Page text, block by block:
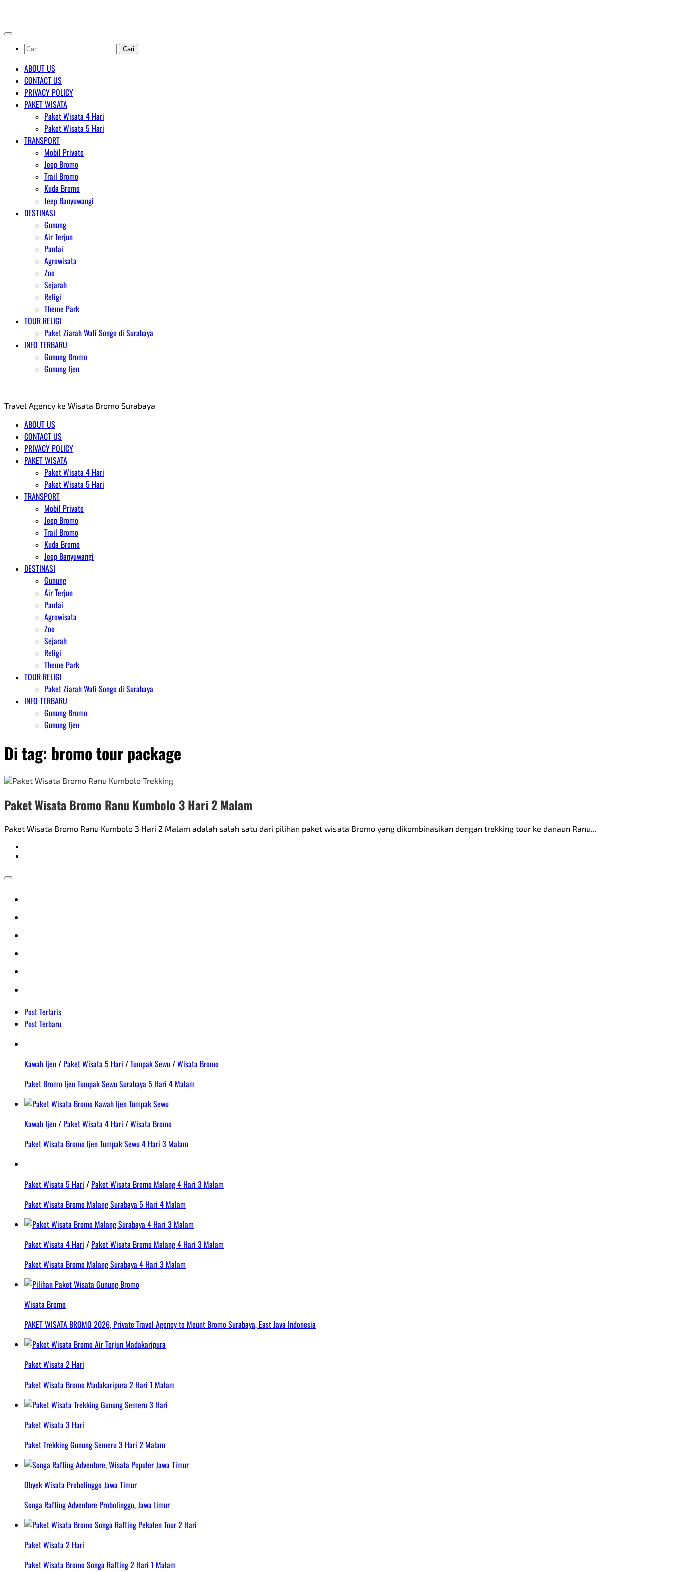
content
Cari
untuk:
ABOUT US
CONTACT US
PRIVACY POLICY
PAKET WISATA
Paket Wisata 4 Hari
Paket Wisata 5 Hari
TRANSPORT
Mobil Private
Jeep Bromo
Trail Bromo
Kuda Bromo
Jeep Banyuwangi
DESTINASI
Gunung
Air Terjun
Pantai
Agrowisata
Zoo
Sejarah
Religi
Theme Park
TOUR RELIGI
Paket Ziarah Wali Songo di Surabaya
INFO TERBARU
Gunung Bromo
Gunung Ijen
Travel Agency ke Wisata Bromo Surabaya
ABOUT US
CONTACT US
PRIVACY POLICY
PAKET WISATA
Paket Wisata 4 Hari
Paket Wisata 5 Hari
TRANSPORT
Mobil Private
Jeep Bromo
Trail Bromo
Kuda Bromo
Jeep Banyuwangi
DESTINASI
Gunung
Air Terjun
Pantai
Agrowisata
Zoo
Sejarah
Religi
Theme Park
TOUR RELIGI
Paket Ziarah Wali Songo di Surabaya
INFO TERBARU
Gunung Bromo
Gunung Ijen
Di tag: bromo tour package
Paket Wisata Bromo Ranu Kumbolo 3 Hari 2 Malam
Paket Wisata Bromo Ranu Kumbolo 3 Hari 2 Malam adalah salah satu dari pilihan paket wisata Bromo yang dikombinasikan dengan trekking tour ke danaun Ranu...
Post Terlaris
Post Terbaru
Kawah Ijen/ Paket Wisata 5 Hari /Tumpak Sewu/Wisata Bromo
Paket Bromo Ijen Tumpak Sewu Surabaya 5 Hari 4 Malam
Kawah Ijen/ Paket Wisata 4 Hari /Wisata Bromo
Paket Wisata Bromo Ijen Tumpak Sewu 4 Hari 3 Malam
Paket Wisata 5 Hari / Paket Wisata Bromo Malang 4 Hari 3 Malam
Paket Wisata Bromo Malang Surabaya 5 Hari 4 Malam
Paket Wisata 4 Hari / Paket Wisata Bromo Malang 4 Hari 3 Malam
Paket Wisata Bromo Malang Surabaya 4 Hari 3 Malam
Wisata Bromo
PAKET WISATA BROMO 2026, Private Travel Agency to Mount Bromo Surabaya, East Java Indonesia
Paket Wisata 2 Hari
Paket Wisata Bromo Madakaripura 2 Hari 1 Malam
Paket Wisata 3 Hari
Paket Trekking Gunung Semeru 3 Hari 2 Malam
Obyek Wisata Probolinggo Jawa Timur
Songa Rafting Adventure Probolinggo, Jawa timur
Paket Wisata 2 Hari
Paket Wisata Bromo Songa Rafting 2 Hari 1 Malam